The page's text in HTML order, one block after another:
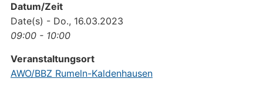
Datum/Zeit
Date(s) - Do., 16.03.2023
09:00 - 10:00
Veranstaltungsort
AWO/BBZ Rumeln-Kaldenhausen